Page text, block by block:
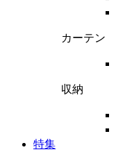
カーテン
収納
特集